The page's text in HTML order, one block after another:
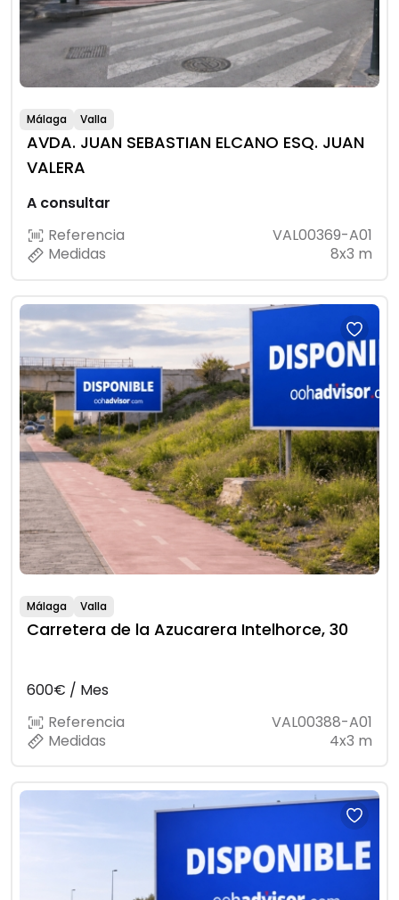
Málaga Valla
AVDA. JUAN SEBASTIAN ELCANO ESQ. JUAN
VALERA
A consultar
Referencia
VAL00369-A01
Medidas
8x3 m
Málaga Valla
Carretera de la Azucarera Intelhorce, 30
600€ / Mes
Referencia
VAL00388-A01
Medidas
4x3 m